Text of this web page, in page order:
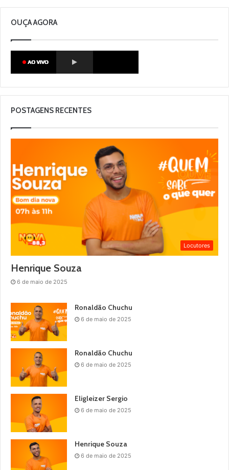
OUÇA AGORA
POSTAGENS RECENTES
Locutores
Henrique Souza
6 de maio de 2025
Ronaldão Chuchu
6 de maio de 2025
Ronaldão Chuchu
6 de maio de 2025
Eligleizer Sergio
6 de maio de 2025
Henrique Souza
6 de maio de 2025